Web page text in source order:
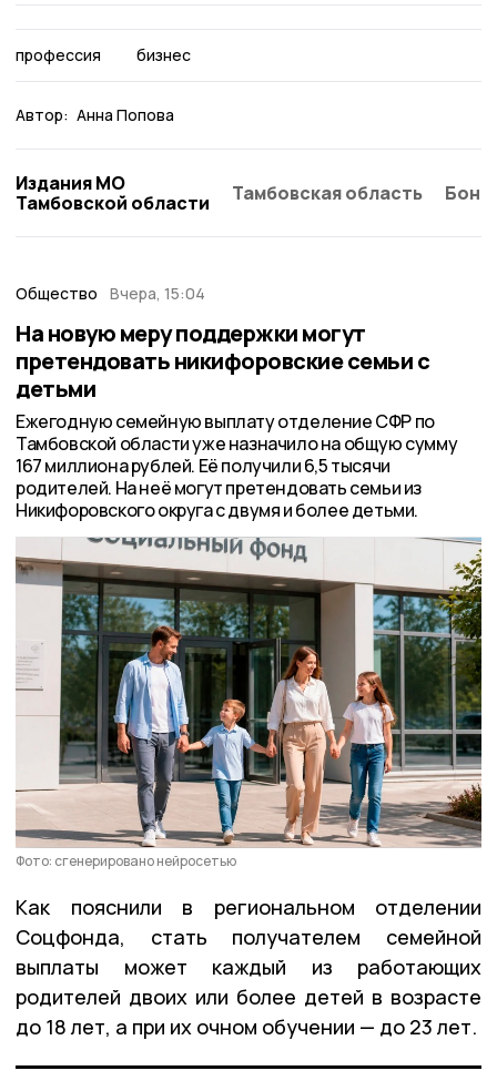
профессия бизнес
Автор: Анна Попова
Издания МО
Тамбовской области
Тамбовская область
Общество Вчера, 15:04
На новую меру поддержки могут
претендовать никифоровские семьи с
детьми
Ежегодную семейную выплату отделение СФР по
Тамбовской области уже назначило на общую сумму
167 миллиона рублей. Её получили 6,5 тысячи
родителей. На неё могут претендовать семьи из
Никифоровского округа с двумя и более детьми.
Фото: сгенерировано нейросетью
Как пояснили в региональном отделении
Соцфонда, стать получателем семейной
выплаты может каждый из работающих
родителей двоих или более детей в возрасте
до 18 лет, а при их очном обучении — до 23 лет.